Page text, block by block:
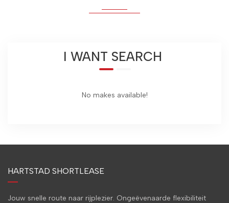
I WANT SEARCH
No makes available!
HARTSTAD SHORTLEASE
Jouw snelle route naar rijplezier. Ongeëvenaarde flexibiliteit